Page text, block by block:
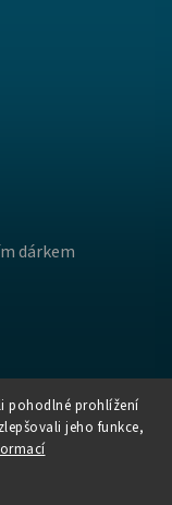
pohodlné prohlížení
jeho funkce,
dárkem
. Všechna práva